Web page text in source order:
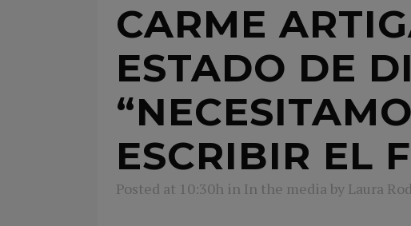
CARME
ESTADO DE
ESCRIBIR EL
Posted at 10:30h in In the media by Laura